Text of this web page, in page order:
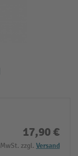
17,90 €
zzgl. Versand